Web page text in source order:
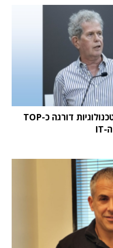
מחקר STKI השנתי: וואן טכנולוגיות דורגה כ-TOP